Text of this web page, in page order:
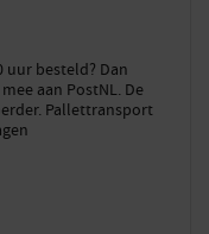
uur besteld? Dan
aan PostNL. De
Pallettransport